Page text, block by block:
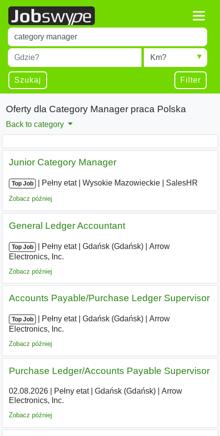
Title
Type 1 or more characters for results.
Miejscowość
Type 1 or more characters for results.
Radius
Szukaj Filter
Oferty dla Category Manager praca Polska
Back to category
Junior Category Manager
Top Job Pełny etat| Wysokie Mazowieckie SalesHR
Zobacz później
General Ledger Accountant
Top Job Pełny etat| Gdańsk (Gdańsk)
Arrow
Electronics, Inc.
Zobacz później
Accounts Payable/Purchase Ledger Supervisor
Top Job Pełny etat| Gdańsk (Gdańsk)
Arrow
Electronics, Inc.
Zobacz później
Purchase Ledger/Accounts Payable Supervisor
02.08.2026| Pełny etat| Gdańsk (Gdańsk)|
Arrow
Electronics, Inc.
Zobacz później